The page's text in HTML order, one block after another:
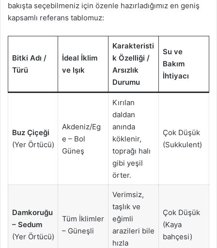
bakışta seçebilmeniz için özenle hazırladığımız en geniş
kapsamlı referans tablomuz:
Bitki Adı /
Türü
İdeal İklim
ve Işık
Karakteristi
k Özelliği /
Arsızlık
Durumu
Su ve
Bakım
İhtiyacı
Buz Çiçeği
(Yer Örtücü)
Akdeniz/Eg
e – Bol
Güneş
Kırılan
daldan
anında
köklenir,
toprağı halı
gibi yeşil
örter.
Çok Düşük
(Sukkulent)
Damkoruğu
– Sedum
(Yer Örtücü)
Tüm İklimler
– Güneşli
Verimsiz,
taşlık ve
eğimli
arazileri bile
hızla
Çok Düşük
(Kaya
bahçesi)